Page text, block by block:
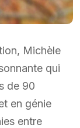
Michèle
qui
de 90
en génie
entre